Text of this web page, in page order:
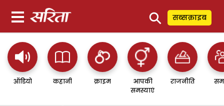
⚲ सब्सक्राइब
ऑडियो कहानी क्राइम
आपकी
समस्याएं
राजनीति